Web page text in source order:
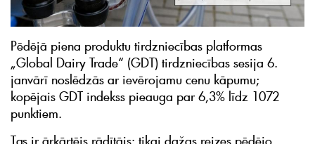
Pēdējā piena produktu tirdzniecības platformas
„Global Dairy Trade“ (GDT) tirdzniecības sesija 6.
janvārī noslēdzās ar ievērojamu cenu kāpumu;
kopējais GDT indekss pieauga par 6,3% līdz 1072
punktiem.